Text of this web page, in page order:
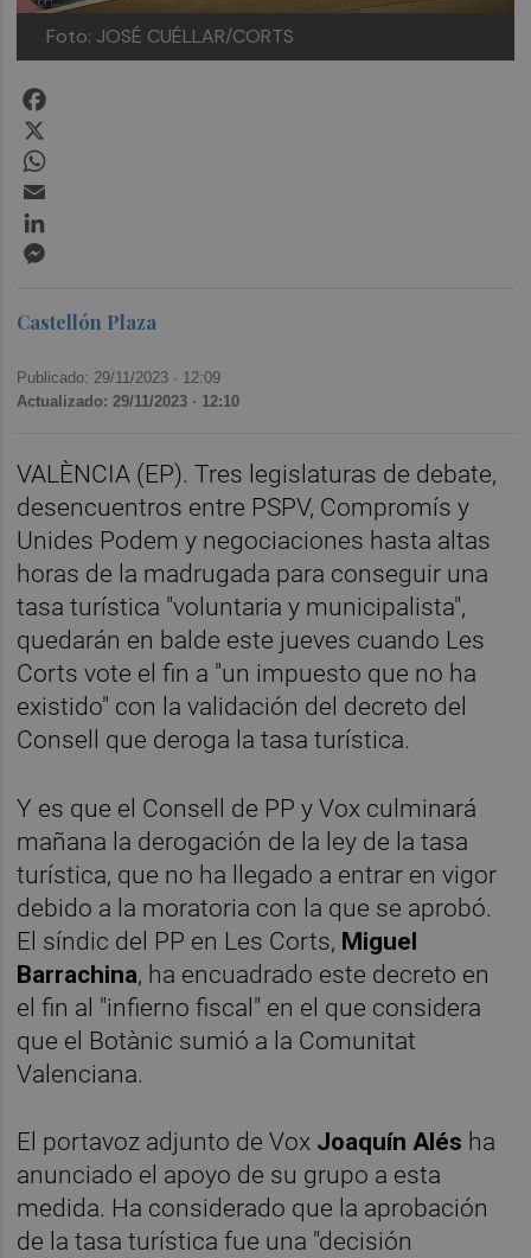
Foto: JOSÉ CUÉLLAR/CORTS
Castellón Plaza
Publicado: 29/11/2023 · 12:09
Actualizado: 29/11/2023 · 12:10
VALÈNCIA (EP). Tres legislaturas de debate,
desencuentros entre PSPV, Compromís y
Unides Podem y negociaciones hasta altas
horas de la madrugada para conseguir una
tasa turística "voluntaria y municipalista",
quedarán en balde este jueves cuando Les
Corts vote el fin a "un impuesto que no ha
existido" con la validación del decreto del
Consell que deroga la tasa turística.
Y es que el Consell de PP y Vox culminará
mañana la derogación de la ley de la tasa
turística, que no ha llegado a entrar en vigor
debido a la moratoria con la que se aprobó.
El síndic del PP en Les Corts, Miguel
Barrachina, ha encuadrado este decreto en
el fin al "infierno fiscal" en el que considera
que el Botànic sumió a la Comunitat
Valenciana.
El portavoz adjunto de Vox Joaquín Alés ha
anunciado el apoyo de su grupo a esta
medida. Ha considerado que la aprobación
de la tasa turística fue una "decisión